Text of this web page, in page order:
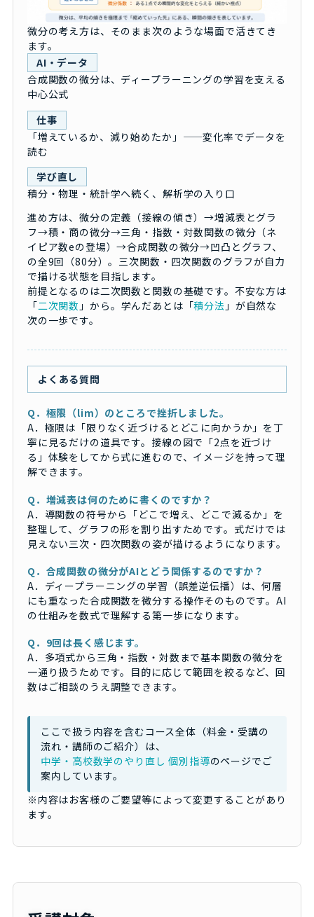
微分の考え方は、そのまま次のような場面で活きてき
ます。
AI・データ
合成関数の微分は、ディープラーニングの学習を支える
中心公式
仕事
「増えているか、減り始めたか」——変化率でデータを
読む
学び直し
積分・物理・統計学へ続く、解析学の入り口
進め方は、微分の定義（接線の傾き）→増減表とグラ
フ→積・商の微分→三角・指数・対数関数の微分（ネ
イピア数eの登場）→合成関数の微分→凹凸とグラフ、
の全9回（80分）。三次関数・四次関数のグラフが自力
で描ける状態を目指します。
前提となるのは二次関数と関数の基礎です。不安な方は
「二次関数 」から。学んだあとは「積分法 」が自然な
次の一歩です。
よくある質問
Q．極限（lim）のところで挫折しました。
A．極限は「限りなく近づけるとどこに向かうか」を丁
寧に見るだけの道具です。接線の図で「2点を近づけ
る」体験をしてから式に進むので、イメージを持って理
解できます。
Q．増減表は何のために書くのですか？
A．導関数の符号から「どこで増え、どこで減るか」を
整理して、グラフの形を割り出すためです。式だけでは
見えない三次・四次関数の姿が描けるようになります。
Q．合成関数の微分がAIとどう関係するのですか？
A．ディープラーニングの学習（誤差逆伝播）は、何層
にも重なった合成関数を微分する操作そのものです。AI
の仕組みを数式で理解する第一歩になります。
Q．9回は長く感じます。
A．多項式から三角・指数・対数まで基本関数の微分を
一通り扱うためです。目的に応じて範囲を絞るなど、回
数はご相談のうえ調整できます。
ここで扱う内容を含むコース全体（料金・受講の
流れ・講師のご紹介）は、
中学・高校数学のやり直し 個別指導のページでご
案内しています。
※内容はお客様のご要望等によって変更することがあり
ます。